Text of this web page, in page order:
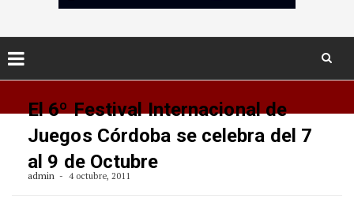
El 6º Festival Internacional de
Juegos Córdoba se celebra del 7
al 9 de Octubre
admin 4 octubre, 2011